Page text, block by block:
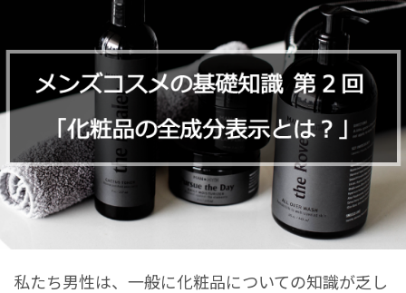
私たち男性は、一般に化粧品についての知識が乏し